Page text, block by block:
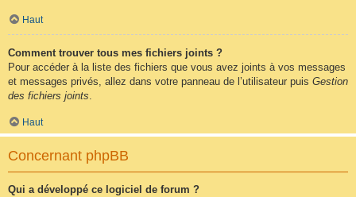
Haut
Comment trouver tous mes fichiers joints ?
Pour accéder à la liste des fichiers que vous avez joints à vos messages
et messages privés, allez dans votre panneau de l’utilisateur puis Gestion
des fichiers joints
Haut
Concernant phpBB
Qui a développé ce logiciel de forum ?